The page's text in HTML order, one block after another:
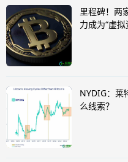
里程碑！两
力成为“虚
NYDIG：莱
么线索？